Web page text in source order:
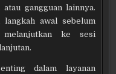
gangguan lainnya.
awal sebelum
melanjutkan ke sesi
dalam layanan